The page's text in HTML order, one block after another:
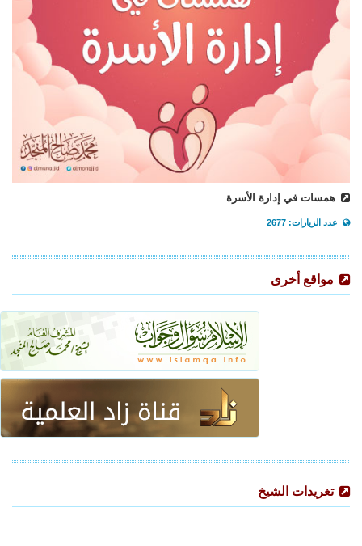
همسات في إدارة الأسرة
عدد الزيارات: 2677
مواقع أخرى
تغريدات الشيخ